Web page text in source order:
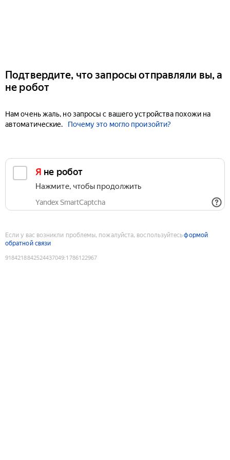
Подтвердите, что запросы отправляли вы, а
не робот
Нам очень жаль, но запросы с вашего устройства похожи на
автоматические.
Почему это могло произойти?
Я не робот
Нажмите, чтобы продолжить
Yandex SmartCaptcha
Если у вас возникли проблемы, пожалуйста, воспользуйтесьформой
обратной связи
9184218842524437049:1786122967